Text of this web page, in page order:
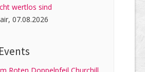
wertlos sind
07.08.2026
Roten Doppelpfeil Churchill.